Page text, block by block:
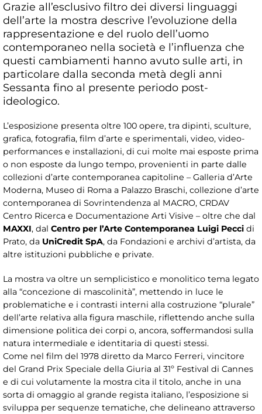
Grazie all’esclusivo filtro dei diversi linguaggi
dell’arte la mostra descrive l’evoluzione della
rappresentazione e del ruolo dell’uomo
contemporaneo nella società e l’influenza che
questi cambiamenti hanno avuto sulle arti, in
particolare dalla seconda metà degli anni
Sessanta fino al presente periodo post-
ideologico.
L’esposizione presenta oltre 100 opere, tra dipinti, sculture,
grafica, fotografia, film d’arte e sperimentali, video, video-
performances e installazioni, di cui molte mai esposte prima
o non esposte da lungo tempo, provenienti in parte dalle
collezioni d’arte contemporanea capitoline – Galleria d’Arte
Moderna, Museo di Roma a Palazzo Braschi, collezione d’arte
contemporanea di Sovrintendenza al MACRO, CRDAV
Centro Ricerca e Documentazione Arti Visive – oltre che dal
MAXXI, dal Centro per l’Arte Contemporanea Luigi Pecci di
Prato, da UniCredit SpA, da Fondazioni e archivi d’artista, da
altre istituzioni pubbliche e private.
La mostra va oltre un semplicistico e monolitico tema legato
alla “concezione di mascolinità”, mettendo in luce le
problematiche e i contrasti interni alla costruzione “plurale”
dell’arte relativa alla figura maschile, riflettendo anche sulla
dimensione politica dei corpi o, ancora, soffermandosi sulla
natura intermediale e identitaria di questi stessi.
Come nel film del 1978 diretto da Marco Ferreri, vincitore
del Grand Prix Speciale della Giuria al 31º Festival di Cannes
e di cui volutamente la mostra cita il titolo, anche in una
sorta di omaggio al grande regista italiano, l’esposizione si
sviluppa per sequenze tematiche, che delineano attraverso